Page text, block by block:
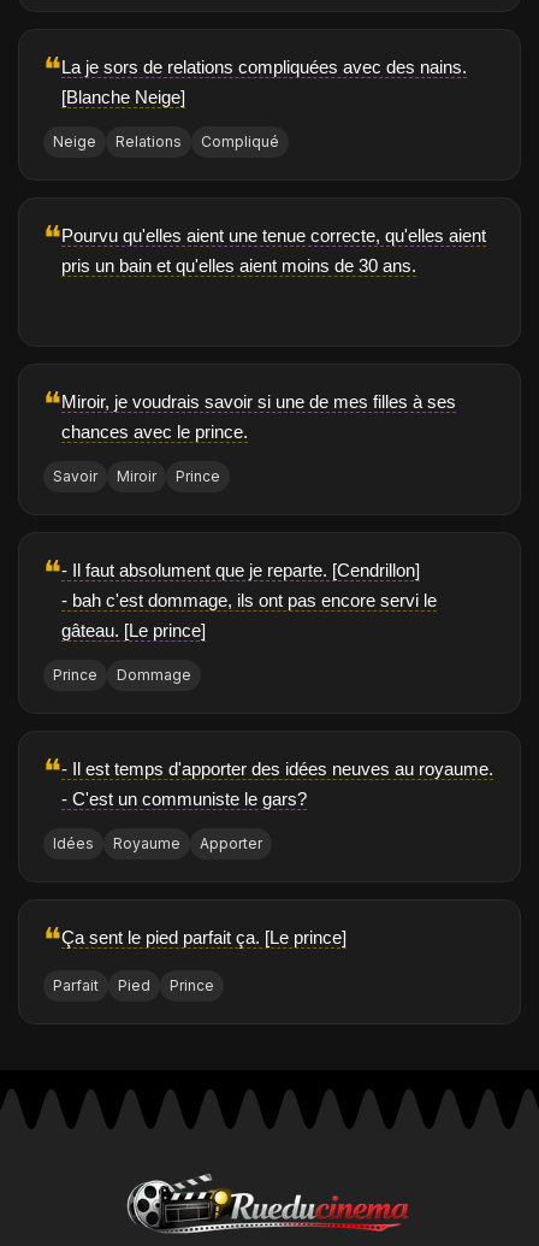
❝La je sors de relations compliquées avec des nains.
[Blanche Neige]
Neige Relations Compliqué
❝Pourvu qu'elles aient une tenue correcte, qu'elles aient
pris un bain et qu'elles aient moins de 30 ans.
❝Miroir, je voudrais savoir si une de mes filles à ses
chances avec le prince.
Savoir Miroir Prince
❝- Il faut absolument que je reparte. [Cendrillon]
- bah c'est dommage, ils ont pas encore servi le
gâteau. [Le prince]
Prince Dommage
❝- Il est temps d'apporter des idées neuves au royaume.
- C'est un communiste le gars?
Idées Royaume Apporter
❝Ça sent le pied parfait ça. [Le prince]
Parfait Pied Prince